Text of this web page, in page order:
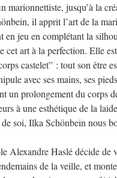
marionnettiste, jusqu’à la
il apprit l’art de la
en jeu en complétant la
cet art à la perfection. Elle
castelet” : tout son être
avec ses mains, ses
un prolongement du corps
à une esthétique de la
soi, Ilka Schönbein nous
Alexandre Haslé décide de
de la veille, et